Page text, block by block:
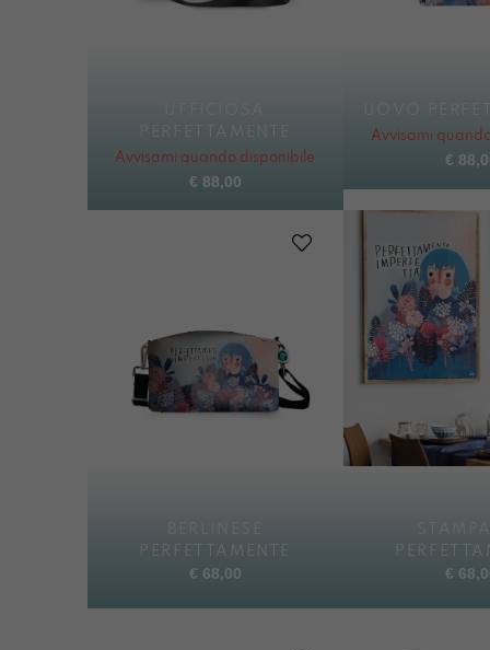
PERFETTAMENTE
Avvisami quando disponibile
€ 88,00
UOVO
Avvisami
€
PERFETTAMENTE
€ 68,00 €